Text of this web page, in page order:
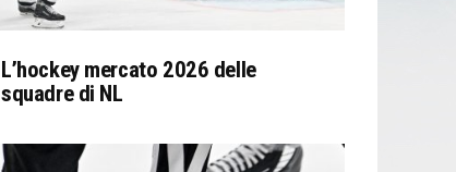
L’hockey mercato 2026 delle
squadre di NL